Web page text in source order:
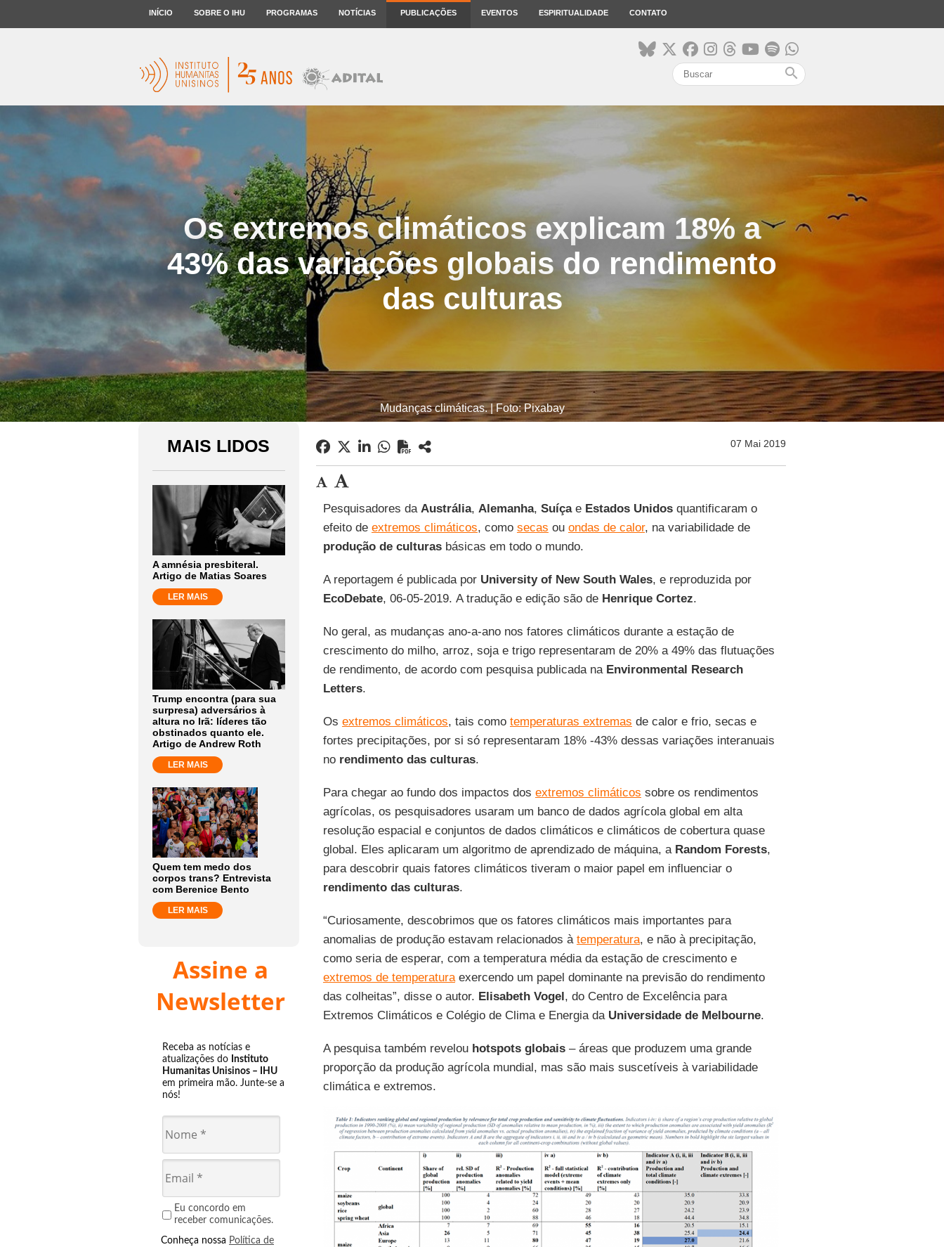
INÍCIO SOBRE O IHU PROGRAMAS NOTÍCIAS PUBLICAÇÕES EVENTOS ESPIRITUALIDADE CONTATO
search
Os extremos climáticos explicam 18% a
43% das variações globais do rendimento
das culturas
Mudanças climáticas. | Foto: Pixabay
MAIS LIDOS
A amnésia presbiteral.
Artigo de Matias Soares
LER MAIS
Trump encontra (para sua
surpresa) adversários à
altura no Irã: líderes tão
obstinados quanto ele.
Artigo de Andrew Roth
LER MAIS
Quem tem medo dos
corpos trans? Entrevista
com Berenice Bento
LER MAIS
Assine a
Newsletter
Receba as notícias e
atualizações do Instituto
Humanitas Unisinos – IHU
em primeira mão. Junte-se a
nós!
Eu concordo em
receber comunicações.
Conheça nossa Política de
07 Mai 2019
Pesquisadores da Austrália, Alemanha, Suíçae Estados Unidosquantificaram o
efeito de extremos climáticos, como secas ou ondas de calor, na variabilidade de
produção de culturasbásicas em todo o mundo.
A reportagem é publicada por University of New South Wales, e reproduzida por
EcoDebate, 06-05-2019. A tradução e edição são de Henrique Cortez.
No geral, as mudanças ano-a-ano nos fatores climáticos durante a estação de
crescimento do milho, arroz, soja e trigo representaram de 20% a 49% das flutuações
de rendimento, de acordo com pesquisa publicada na Environmental Research
Letters.
Os extremos climáticos, tais como temperaturas extremas de calor e frio, secas e
fortes precipitações, por si só representaram 18% -43% dessas variações interanuais
no rendimento das culturas.
Para chegar ao fundo dos impactos dos extremos climáticos sobre os rendimentos
agrícolas, os pesquisadores usaram um banco de dados agrícola global em alta
resolução espacial e conjuntos de dados climáticos e climáticos de cobertura quase
global. Eles aplicaram um algoritmo de aprendizado de máquina, a Random Forests,
para descobrir quais fatores climáticos tiveram o maior papel em influenciar o
rendimento das culturas.
“Curiosamente, descobrimos que os fatores climáticos mais importantes para
anomalias de produção estavam relacionados à temperatura, e não à precipitação,
como seria de esperar, com a temperatura média da estação de crescimento e
extremos de temperaturaexercendo um papel dominante na previsão do rendimento
das colheitas”, disse o autor. Elisabeth Vogel, do Centro de Excelência para
Extremos Climáticos e Colégio de Clima e Energia da Universidade de Melbourne.
A pesquisa também revelou hotspots globais– áreas que produzem uma grande
proporção da produção agrícola mundial, mas são mais suscetíveis à variabilidade
climática e extremos.